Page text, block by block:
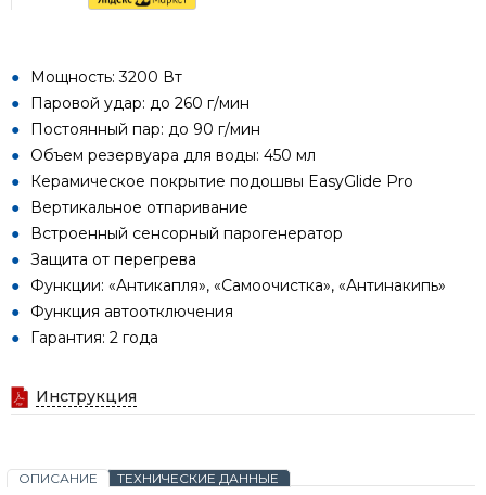
Мощность: 3200 Вт
Паровой удар: до 260 г/мин
Постоянный пар: до 90 г/мин
Объем резервуара для воды: 450 мл
Керамическое покрытие подошвы EasyGlide Pro
Вертикальное отпаривание
Встроенный сенсорный парогенератор
Защита от перегрева
Функции: «Антикапля», «Самоочистка», «Антинакипь»
Функция автоотключения
Гарантия: 2 года
Инструкция
ОПИСАНИЕ ТЕХНИЧЕСКИЕ ДАННЫЕ